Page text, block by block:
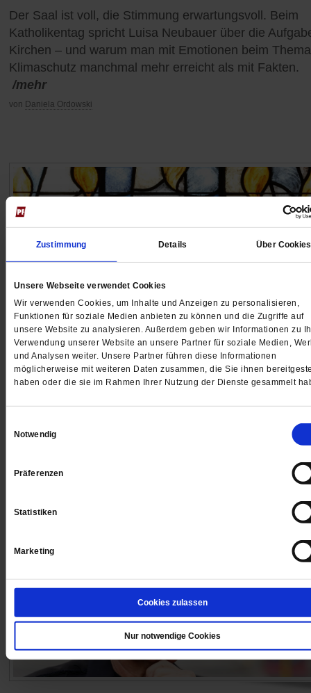
Zustimmung Details Über Cookies
Unsere Webseite verwendet Cookies
Wir verwenden Cookies, um Inhalte und Anzeigen zu personalisieren,
Funktionen für soziale Medien anbieten zu können und die Zugriffe auf
unsere Website zu analysieren. Außerdem geben wir Informationen zu
Verwendung unserer Website an unsere Partner für soziale Medien,
und Analysen weiter. Unsere Partner führen diese Informationen
möglicherweise mit weiteren Daten zusammen, die Sie ihnen
haben oder die sie im Rahmen Ihrer Nutzung der Dienste gesammelt
Notwendig
Präferenzen
Statistiken
Marketing
Cookies zulassen
Nur notwendige Cookies
Der Saal ist voll, die Stimmung erwartungsvoll. Beim
Katholikentag spricht Luisa Neubauer über die
Kirchen – und warum man mit Emotionen beim Thema
Klimaschutz manchmal mehr erreicht als mit Fakten.
/mehr
von Daniela Ordowski
Das Fest der heilsamen Unruhe
Der Stachel des Geistes
Ausschau nach dem Besseren zu halten.